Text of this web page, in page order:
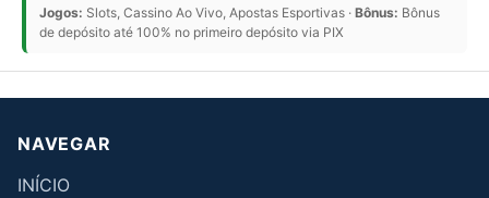
Jogos: Slots, Cassino Ao Vivo, Apostas Esportivas · Bônus: Bônus
de depósito até 100% no primeiro depósito via PIX
NAVEGAR
INÍCIO